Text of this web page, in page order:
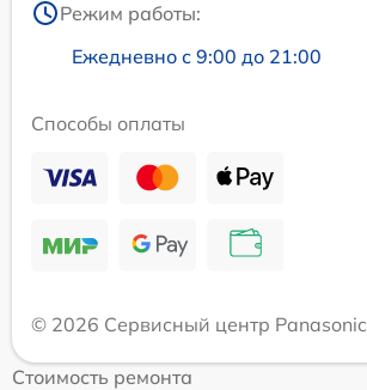
Режим работы:
Ежедневно с 9:00 до 21:00
Способы оплаты
© 2026 Сервисный центр Panasonic
Стоимость ремонта